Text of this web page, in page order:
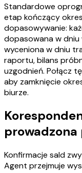
Standardowe
etap kończący
dopasowywanie:
dopasowana w dniu
wyceniona w dniu
raportu, bilans
uzgodnień. Połącz
aby zamknięcie
biurze.
prowadzona
Konfirmacje sald
Agent przejmuje